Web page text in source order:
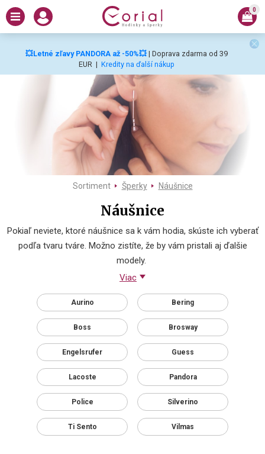
💥Letné zľavy PANDORA až -50%💥 | Doprava zdarma od 39
EUR | Kredity na ďalší nákup
0
Sortiment Šperky Náušnice
Náušnice
Pokiaľ neviete, ktoré náušnice sa k vám hodia, skúste ich vyberať
podľa tvaru tváre. Možno zistíte, že by vám pristali aj ďalšie
modely.
Viac
Aurino Bering
Boss Brosway
Engelsrufer Guess
Lacoste Pandora
Police Silverino
Ti Sento Vilmas